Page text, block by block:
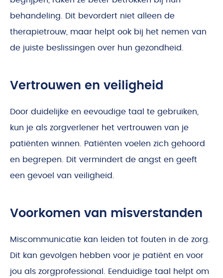
behandeling. Dit bevordert niet alleen de
therapietrouw, maar helpt ook bij het nemen van
de juiste beslissingen over hun gezondheid.
Vertrouwen en veiligheid
Door duidelijke en eevoudige taal te gebruiken,
kun je als zorgverlener het vertrouwen van je
patiënten winnen. Patiënten voelen zich gehoord
en begrepen. Dit vermindert de angst en geeft
een gevoel van veiligheid.
Voorkomen van misverstanden
Miscommunicatie kan leiden tot fouten in de zorg.
Dit kan gevolgen hebben voor je patiënt en voor
jou als zorgprofessional. Eenduidige taal helpt om